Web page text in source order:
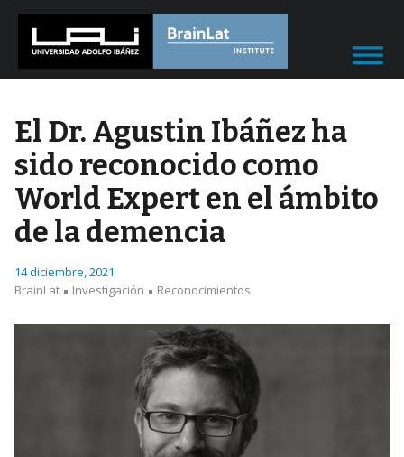
El Dr. Agustin Ibáñez ha
sido reconocido como
World Expert en el ámbito
de la demencia
14 diciembre, 2021
BrainLat
Investigación Reconocimientos